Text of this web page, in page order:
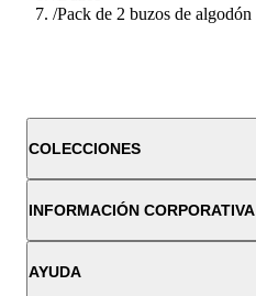
/Pack de 2 buzos de algodón
COLECCIONES
INFORMACIÓN CORPORATIVA
AYUDA